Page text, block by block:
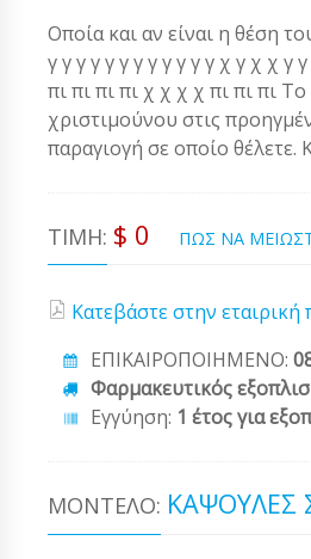
Οποία και αν είναι η θέση
γ γ γ γ γ γ γ γ γ γ γ γ χ γ χ χ
πι πι πι πι χ χ χ χ πι πι πι
χριστιμούνου στις
παραγιογή σε οποίο θέλετε.
ΤΙΜΉ: $ 0 ΠΩΣ ΝΑ
Κατεβάστε στην
ΕΠΙΚΑΙΡΟΠΟΙΗΜΕΝΟ:
Φαρμακευτικός
Εγγύηση: 1 έτος για
ΜΟΝΤΈΛΟ: ΚΆΨΟΥΛΕΣ